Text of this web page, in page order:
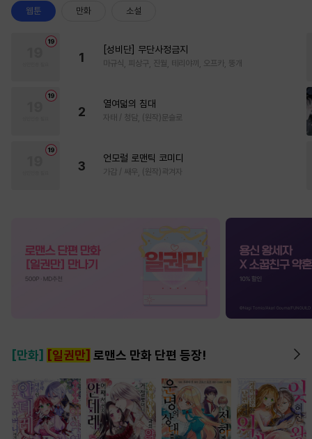
웹툰 만화 소설
1
[성비단] 무단사정금지
마규식, 피상구, 진월, 테리야끼, 오프카, 뚱개
2
열여덟의 침대
자태 / 청담, (원작)문슬로
3
언모럴 로맨틱 코미디
가감 / 쌔우, (원작)곽겨자
[만화] [일권만] 로맨스 만화 단편 등장!